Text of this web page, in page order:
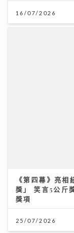
16/07/2026
《第四幕》亮
獎」 笑言5公斤
獎項
25/07/2026